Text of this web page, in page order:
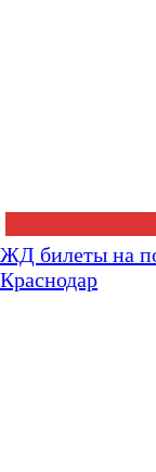
ЖД билеты на
Краснодар